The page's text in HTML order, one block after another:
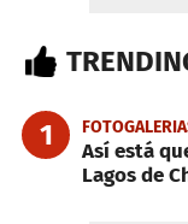
1
Así está
Lagos de